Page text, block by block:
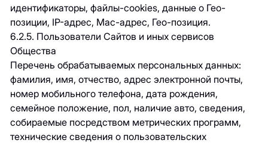
идентификаторы, файлы-cookies, данные о Гео-
позиции, IP-адрес, Mac-адрес, Гео-позиция.
6.2.5. Пользователи Сайтов и иных сервисов
Общества
Перечень обрабатываемых персональных данных:
фамилия, имя, отчество, адрес электронной почты,
номер мобильного телефона, дата рождения,
семейное положение, пол, наличие авто, сведения,
собираемые посредством метрических программ,
технические сведения о пользовательских